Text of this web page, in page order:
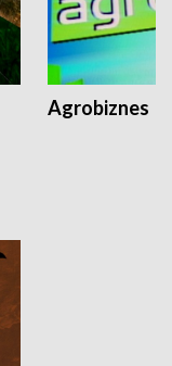
Agrobiznes